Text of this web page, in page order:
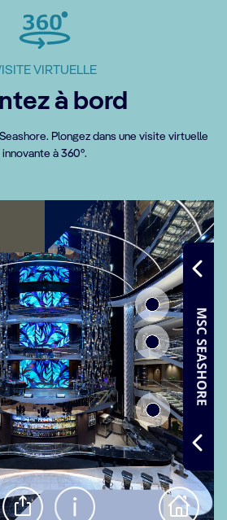
VIRTUELLE
à bord
Plongez dans une visite virtuelle
innovante à 360°.